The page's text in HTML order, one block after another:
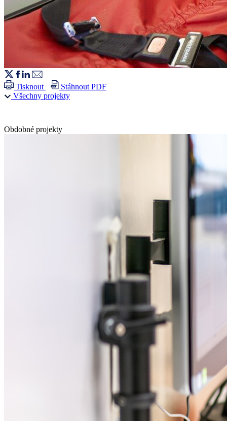
Tisknout
Stáhnout PDF
Všechny projekty
Obdobné projekty